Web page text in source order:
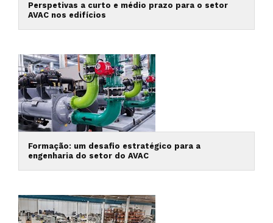
Perspetivas a curto e médio prazo para o setor
AVAC nos edifícios
Formação: um desafio estratégico para a
engenharia do setor do AVAC